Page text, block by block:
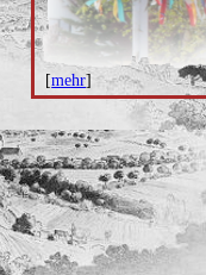
[mehr]